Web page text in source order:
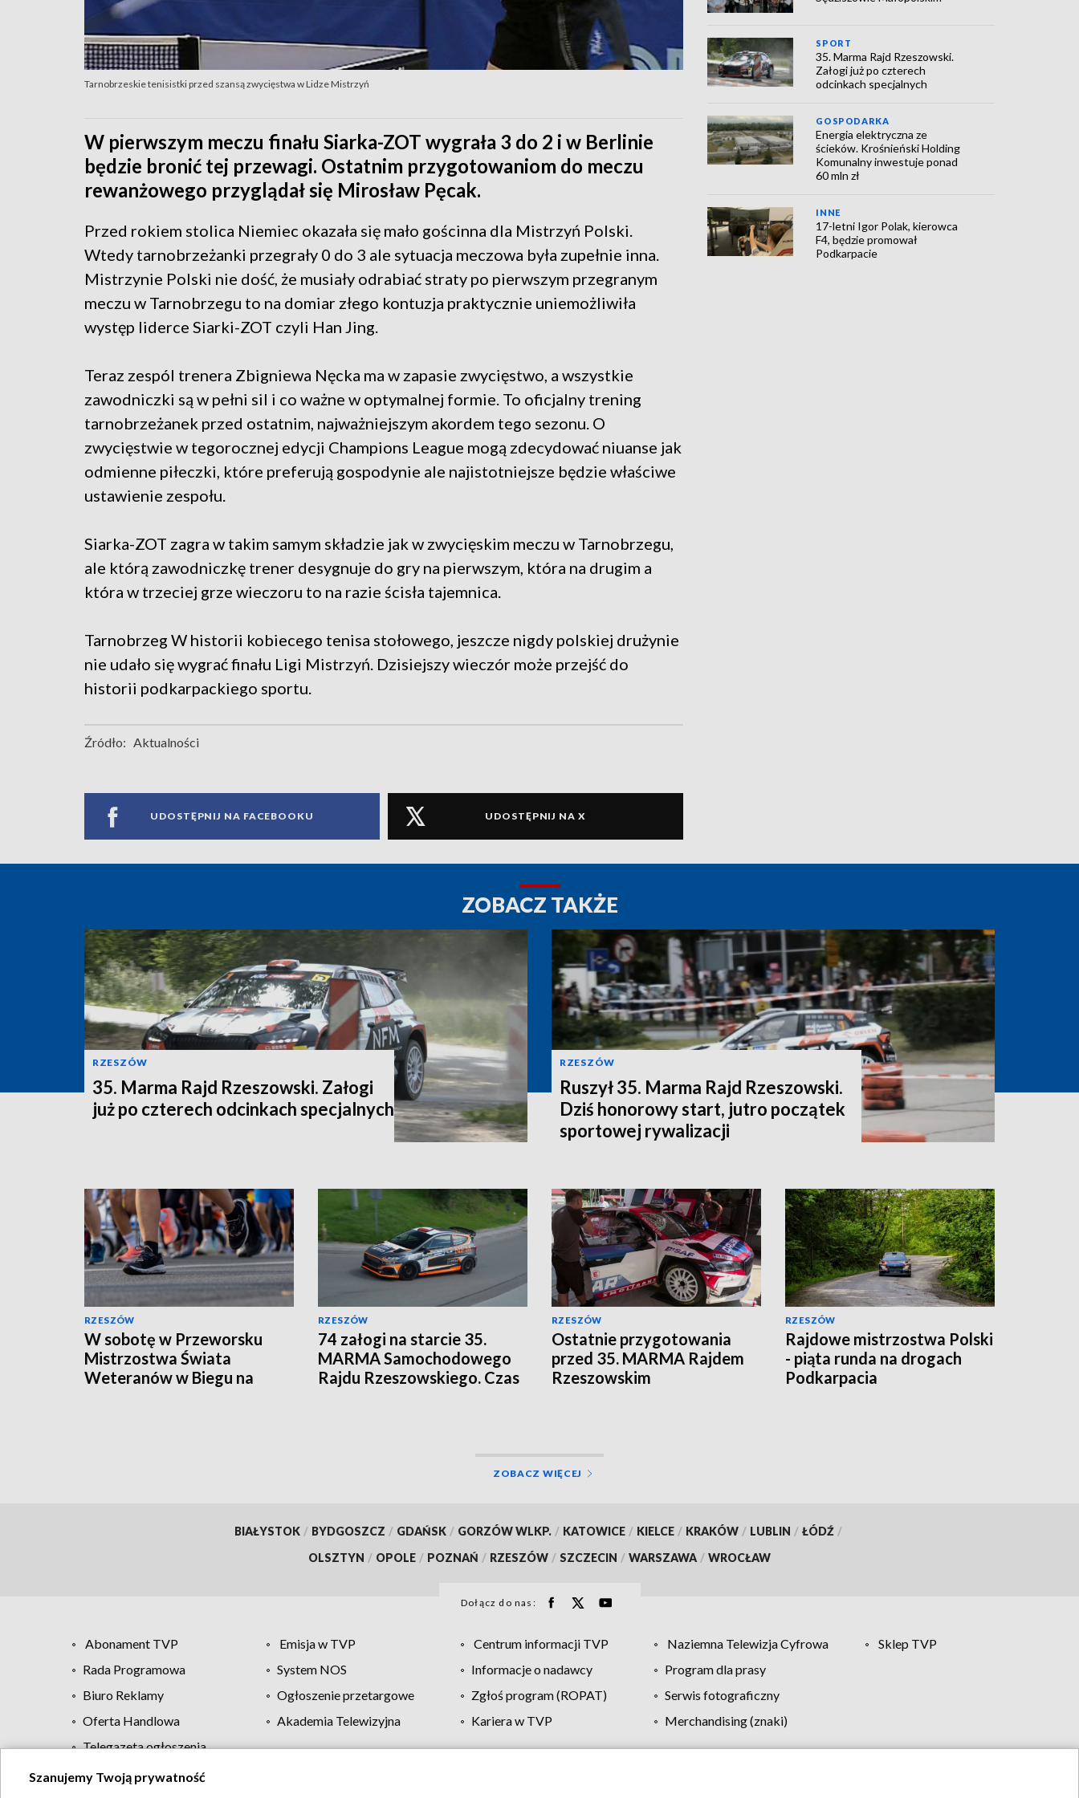
Tarnobrzeskie tenisistki przed szansą zwycięstwa w Lidze Mistrzyń
W pierwszym meczu finału Siarka-ZOT wygrała 3 do 2 i w Berlinie
będzie bronić tej przewagi. Ostatnim przygotowaniom do meczu
rewanżowego przyglądał się Mirosław Pęcak.
Przed rokiem stolica Niemiec okazała się mało gościnna dla Mistrzyń Polski.
Wtedy tarnobrzeżanki przegrały 0 do 3 ale sytuacja meczowa była zupełnie inna.
Mistrzynie Polski nie dość, że musiały odrabiać straty po pierwszym przegranym
meczu w Tarnobrzegu to na domiar złego kontuzja praktycznie uniemożliwiła
występ liderce Siarki-ZOT czyli Han Jing.
Teraz zespól trenera Zbigniewa Nęcka ma w zapasie zwycięstwo, a wszystkie
zawodniczki są w pełni sil i co ważne w optymalnej formie. To oficjalny trening
tarnobrzeżanek przed ostatnim, najważniejszym akordem tego sezonu. O
zwycięstwie w tegorocznej edycji Champions League mogą zdecydować niuanse jak
odmienne piłeczki, które preferują gospodynie ale najistotniejsze będzie właściwe
ustawienie zespołu.
Siarka-ZOT zagra w takim samym składzie jak w zwycięskim meczu w Tarnobrzegu,
ale którą zawodniczkę trener desygnuje do gry na pierwszym, która na drugim a
która w trzeciej grze wieczoru to na razie ścisła tajemnica.
Tarnobrzeg W historii kobiecego tenisa stołowego, jeszcze nigdy polskiej drużynie
nie udało się wygrać finału Ligi Mistrzyń. Dzisiejszy wieczór może przejść do
historii podkarpackiego sportu.
Źródło: Aktualności
UDOSTĘPNIJ NA FACEBOOKU UDOSTĘPNIJ NA X
SPORT
35. Marma Rajd Rzeszowski.
Załogi już po czterech
odcinkach specjalnych
GOSPODARKA
Energia elektryczna ze
ścieków. Krośnieński Holding
Komunalny inwestuje ponad
60 mln zł
INNE
17-letni Igor Polak, kierowca
F4, będzie promował
Podkarpacie
ZOBACZ TAKŻE
RZESZÓW
35. Marma Rajd Rzeszowski. Załogi
już po czterech odcinkach specjalnych
RZESZÓW
Ruszył 35. Marma Rajd Rzeszowski.
Dziś honorowy start, jutro początek
sportowej rywalizacji
RZESZÓW
W sobotę w Przeworsku
Mistrzostwa Świata
Weteranów w Biegu na
RZESZÓW
74 załogi na starcie 35.
MARMA Samochodowego
Rajdu Rzeszowskiego. Czas
RZESZÓW
Ostatnie przygotowania
przed 35. MARMA Rajdem
Rzeszowskim
RZESZÓW
Rajdowe mistrzostwa Polski
- piąta runda na drogach
Podkarpacia
ZOBACZ WIĘCEJ
BIAŁYSTOK / BYDGOSZCZ / GDAŃSK / GORZÓW WLKP. / KATOWICE / KIELCE / KRAKÓW / LUBLIN / ŁÓDŹ /
OLSZTYN / OPOLE / POZNAŃ / RZESZÓW / SZCZECIN / WARSZAWA / WROCŁAW
Dołącz do nas:
Abonament TVP Emisja w TVP Centrum informacji TVP Naziemna Telewizja Cyfrowa
Sklep TVP
Rada Programowa
System NOS Informacje o nadawcy
Program dla prasy
Biuro Reklamy
Ogłoszenie przetargowe Zgłoś program (ROPAT)
Serwis fotograficzny
Oferta Handlowa
Akademia Telewizyjna Kariera w TVP
Merchandising (znaki)
Telegazeta ogłoszenia
Szanujemy Twoją prywatność